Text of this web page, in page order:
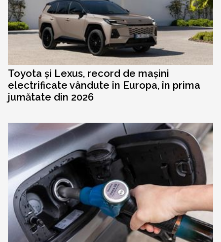
Toyota și Lexus, record de mașini
electrificate vândute în Europa, în prima
jumătate din 2026